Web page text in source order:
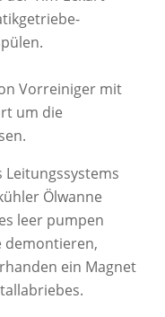
Vorreiniger mit
um die
Leitungssystems
Ölwanne
leer pumpen
demontieren,
ein Magnet